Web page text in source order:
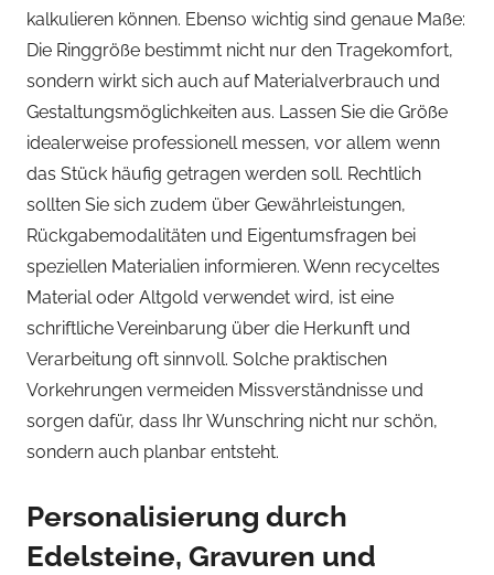
kalkulieren können. Ebenso wichtig sind genaue Maße:
Die Ringgröße bestimmt nicht nur den Tragekomfort,
sondern wirkt sich auch auf Materialverbrauch und
Gestaltungsmöglichkeiten aus. Lassen Sie die Größe
idealerweise professionell messen, vor allem wenn
das Stück häufig getragen werden soll. Rechtlich
sollten Sie sich zudem über Gewährleistungen,
Rückgabemodalitäten und Eigentumsfragen bei
speziellen Materialien informieren. Wenn recyceltes
Material oder Altgold verwendet wird, ist eine
schriftliche Vereinbarung über die Herkunft und
Verarbeitung oft sinnvoll. Solche praktischen
Vorkehrungen vermeiden Missverständnisse und
sorgen dafür, dass Ihr Wunschring nicht nur schön,
sondern auch planbar entsteht.
Personalisierung durch
Edelsteine, Gravuren und